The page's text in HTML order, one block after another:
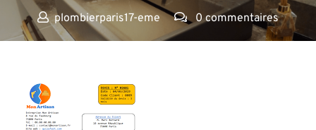
plombierparis17-eme
0 commentaires
à un professionnel